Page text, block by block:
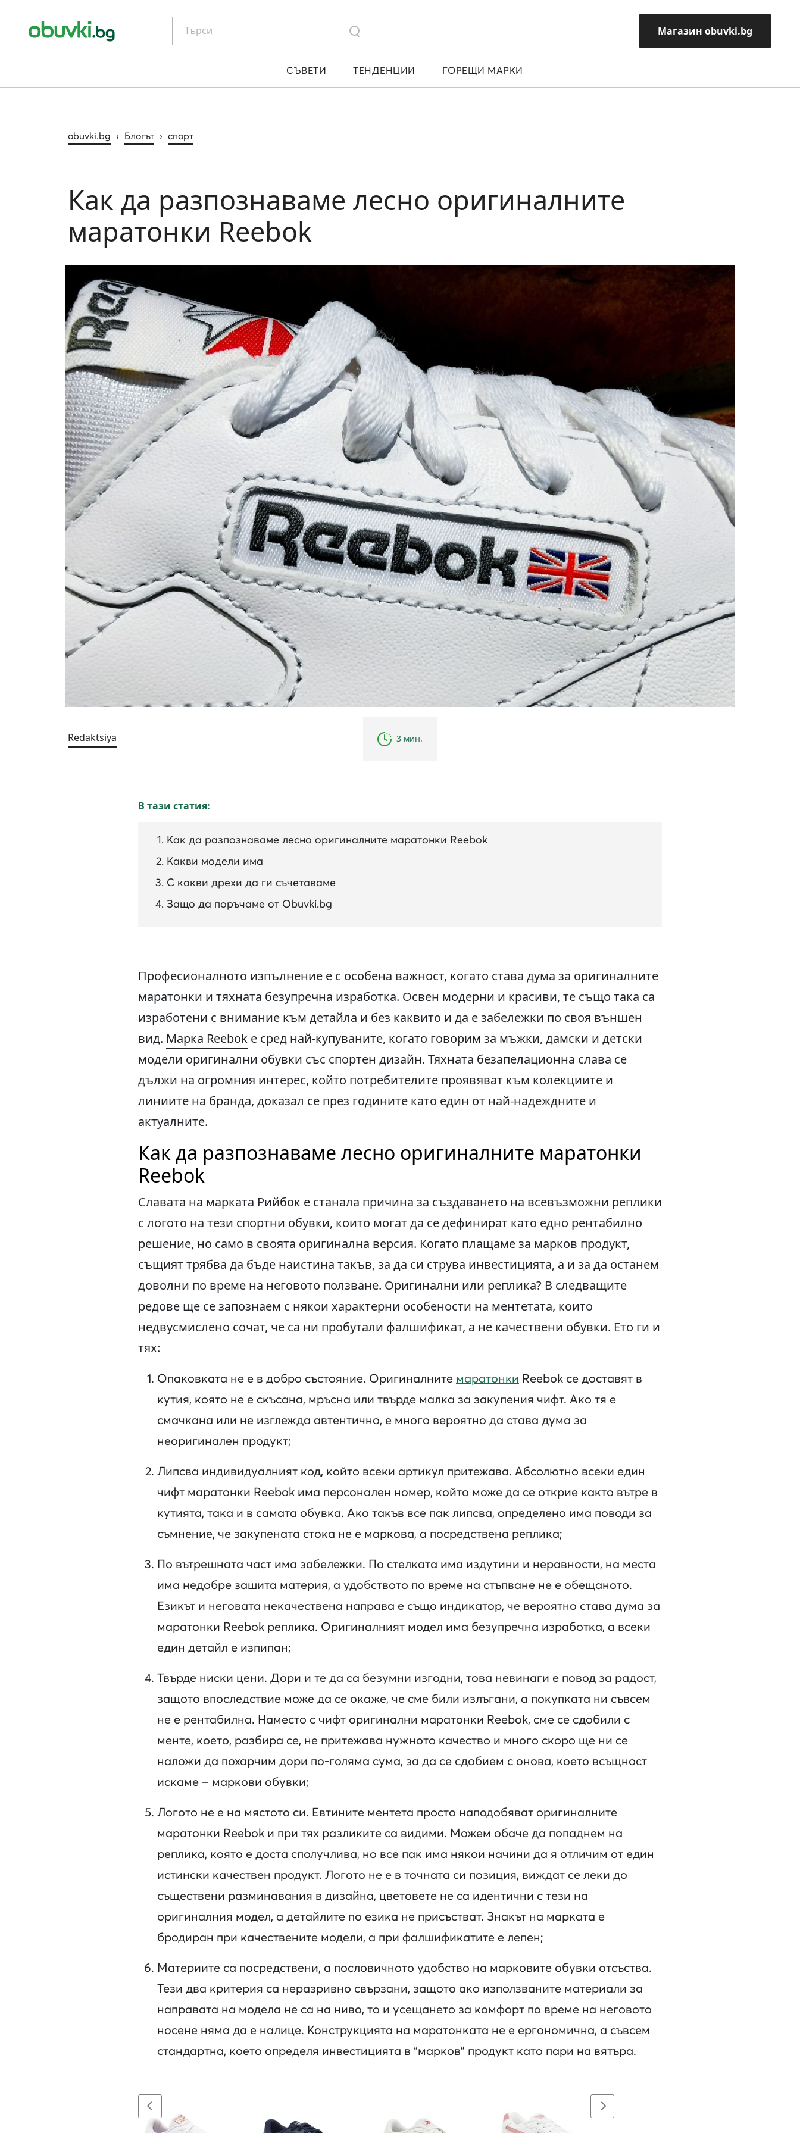
Търси Магазин obuvki.bg
СЪВЕТИ ТЕНДЕНЦИИ ГОРЕЩИ МАРКИ
obuvki.bg › Блогът › спорт
Как да разпознаваме лесно оригиналните
маратонки Reebok
спорт
Redaktsiya 3 мин.
В тази статия:
Как да разпознаваме лесно оригиналните маратонки Reebok
Какви модели има
С какви дрехи да ги съчетаваме
Защо да поръчаме от Obuvki.bg
Професионалното изпълнение е с особена важност, когато става дума за оригиналните
маратонки и тяхната безупречна изработка. Освен модерни и красиви, те също така са
изработени с внимание към детайла и без каквито и да е забележки по своя външен
вид. Марка Reebok е сред най-купуваните, когато говорим за мъжки, дамски и детски
модели оригинални обувки със спортен дизайн. Тяхната безапелационна слава се
дължи на огромния интерес, който потребителите проявяват към колекциите и
линиите на бранда, доказал се през годините като един от най-надеждните и
актуалните.
Как да разпознаваме лесно оригиналните маратонки
Reebok
Славата на марката Рийбок е станала причина за създаването на всевъзможни реплики
с логото на тези спортни обувки, които могат да се дефинират като едно рентабилно
решение, но само в своята оригинална версия. Когато плащаме за марков продукт,
същият трябва да бъде наистина такъв, за да си струва инвестицията, а и за да останем
доволни по време на неговото ползване. Оригинални или реплика? В следващите
редове ще се запознаем с някои характерни особености на ментетата, които
недвусмислено сочат, че са ни пробутали фалшификат, а не качествени обувки. Ето ги и
тях:
Опаковката не е в добро състояние. Оригиналните маратонки Reebok се доставят в
кутия, която не е скъсана, мръсна или твърде малка за закупения чифт. Ако тя е
смачкана или не изглежда автентично, е много вероятно да става дума за
неоригинален продукт;
Липсва индивидуалният код, който всеки артикул притежава. Абсолютно всеки един
чифт маратонки Reebok има персонален номер, който може да се открие както вътре в
кутията, така и в самата обувка. Ако такъв все пак липсва, определено има поводи за
съмнение, че закупената стока не е маркова, а посредствена реплика;
По вътрешната част има забележки. По стелката има издутини и неравности, на места
има недобре зашита материя, а удобството по време на стъпване не е обещаното.
Езикът и неговата некачествена направа е също индикатор, че вероятно става дума за
маратонки Reebok реплика. Оригиналният модел има безупречна изработка, а всеки
един детайл е изпипан;
Твърде ниски цени. Дори и те да са безумни изгодни, това невинаги е повод за радост,
защото впоследствие може да се окаже, че сме били излъгани, а покупката ни съвсем
не е рентабилна. Наместо с чифт оригинални маратонки Reebok, сме се сдобили с
менте, което, разбира се, не притежава нужното качество и много скоро ще ни се
наложи да похарчим дори по-голяма сума, за да се сдобием с онова, което всъщност
искаме – маркови обувки;
Логото не е на мястото си. Евтините ментета просто наподобяват оригиналните
маратонки Reebok и при тях разликите са видими. Можем обаче да попаднем на
реплика, която е доста сполучлива, но все пак има някои начини да я отличим от един
истински качествен продукт. Логото не е в точната си позиция, виждат се леки до
съществени разминавания в дизайна, цветовете не са идентични с тези на
оригиналния модел, а детайлите по езика не присъстват. Знакът на марката е
бродиран при качествените модели, а при фалшификатите е лепен;
Материите са посредствени, а пословичното удобство на марковите обувки отсъства.
Тези два критерия са неразривно свързани, защото ако използваните материали за
направата на модела не са на ниво, то и усещането за комфорт по време на неговото
носене няма да е налице. Конструкцията на маратонката не е ергономична, а съвсем
стандартна, което определя инвестицията в “марков” продукт като пари на вятъра.